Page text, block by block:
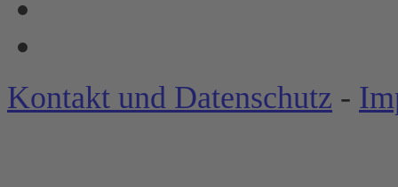
Kontakt und Datenschutz -